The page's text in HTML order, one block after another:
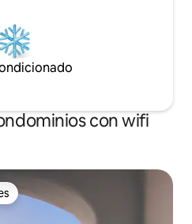
con wifi
entre huéspedes